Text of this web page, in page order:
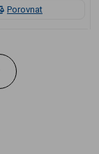
Porovnat